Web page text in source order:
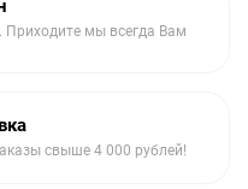
Приходите мы всегда Вам
свыше 4 000 рублей!